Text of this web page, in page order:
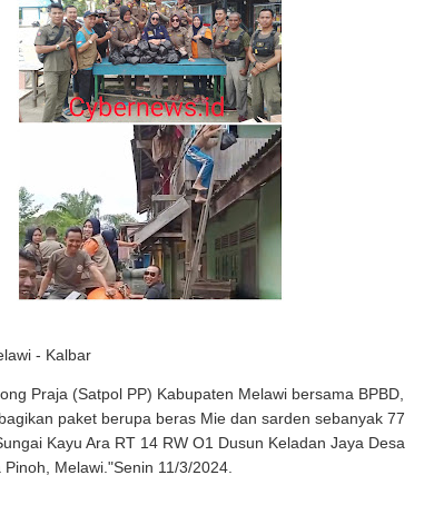
- Kalbar
Praja (Satpol PP) Kabupaten Melawi bersama BPBD,
paket berupa beras Mie dan sarden sebanyak 77
Kayu Ara RT 14 RW O1 Dusun Keladan Jaya Desa
Melawi."Senin 11/3/2024.